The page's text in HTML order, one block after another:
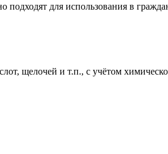
подходят для использования в
щелочей и т.п., с учётом